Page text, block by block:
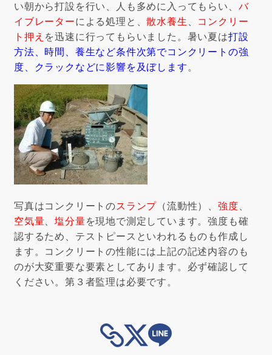
い朝から打設を行い、人も多めに入ってもらい、 バ
イブレーターによる処理と、散水養生
コンクリー
ト押え を迅速に行ってもらいました。暑い夏は打設
方法、時間、養生など条件次第でコンクリートの強
度、クラックなどに影響を及ぼします 。
写真はコンクリートのスランプ （流動性）、 強度
空気量 、塩分量を現地で測定しています。強度も確
認するため、テストピースといわれるものも作成し
ます。コンクリートの性能には上記の記述内容のも
のが大変重要な要素としてあります。必ず確認して
ください。第３者監理は必要です。